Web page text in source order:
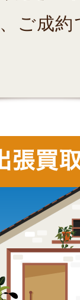
ご成